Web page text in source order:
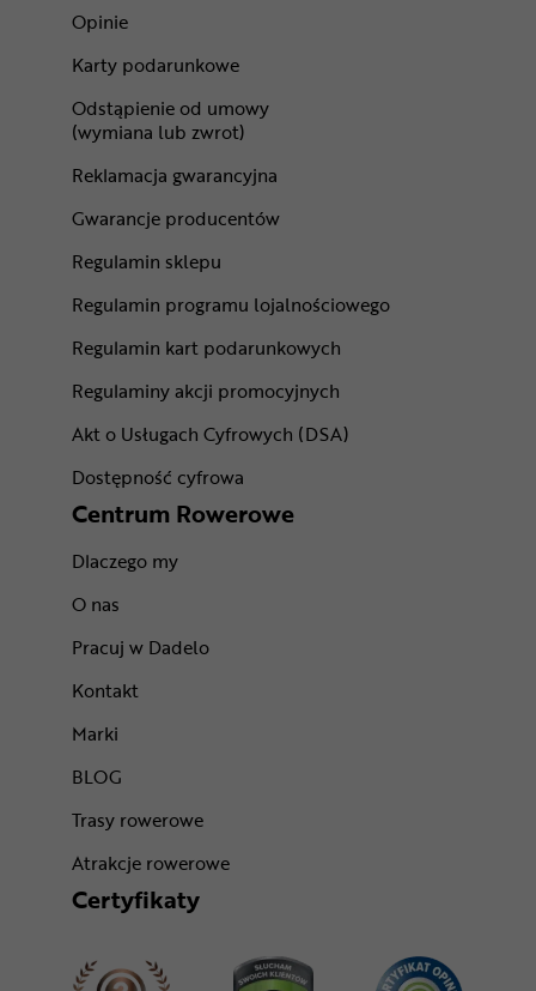
Opinie
Karty podarunkowe
Odstąpienie od umowy
(wymiana lub zwrot)
Reklamacja gwarancyjna
Gwarancje producentów
Regulamin sklepu
Regulamin programu lojalnościowego
Regulamin kart podarunkowych
Regulaminy akcji promocyjnych
Akt o Usługach Cyfrowych (DSA)
Dostępność cyfrowa
Centrum Rowerowe
Dlaczego my
O nas
Pracuj w Dadelo
Kontakt
Marki
BLOG
Trasy rowerowe
Atrakcje rowerowe
Certyfikaty